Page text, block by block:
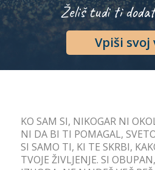
Želiš tudi ti
Vpiši svoj
KO SAM SI, NIKOGAR NI
NI DA BI TI POMAGAL,
SI SAMO TI, KI TE SKRBI,
TVOJE ŽIVLJENJE. SI